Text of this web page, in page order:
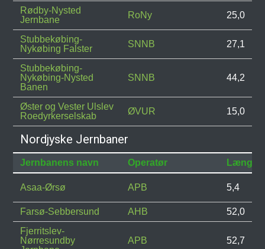
Rødby-Nysted
Jernbane
RoNy 25,0
Stubbekøbing-
Nykøbing Falster
SNNB 27,1
Stubbekøbing-
Nykøbing-Nysted
Banen
SNNB 44,2
Øster og Vester Ulslev
Roedyrkerselskab
ØVUR 15,0
Nordjyske Jernbaner
Jernbanens navn Operatør Længde
Asaa-Ørsø APB 5,4
Farsø-Sebbersund AHB
52,0
Fjerritslev-
Nørresundby
APB 52,7